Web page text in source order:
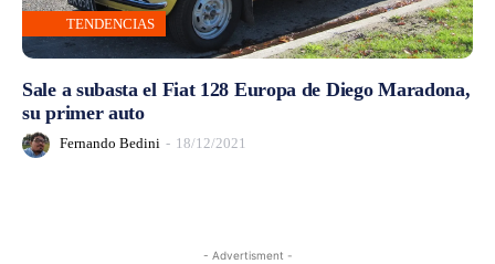
TENDENCIAS
Sale a subasta el Fiat 128 Europa de Diego Maradona,
su primer auto
Fernando Bedini - 18/12/2021
- Advertisment -